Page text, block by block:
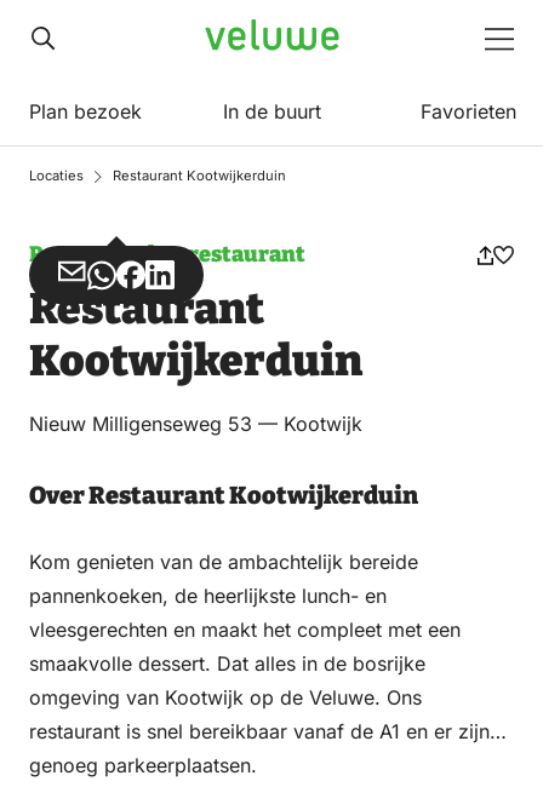
Veluwe
Plan bezoek In de buurt Favorieten
Locaties Restaurant Kootwijkerduin
Pannenkoekenrestaurant
Deel
via
Email
Deel
via
WhatsApp
Deel
op
Facebook
Deel
op
LinkedIn
Restaurant
Kootwijkerduin
Nieuw Milligenseweg 53 — Kootwijk
Over Restaurant Kootwijkerduin
Kom genieten van de ambachtelijk bereide
pannenkoeken, de heerlijkste lunch- en
vleesgerechten en maakt het compleet met een
smaakvolle dessert. Dat alles in de bosrijke
omgeving van Kootwijk op de Veluwe. Ons
restaurant is snel bereikbaar vanaf de A1 en er zijn
genoeg parkeerplaatsen.